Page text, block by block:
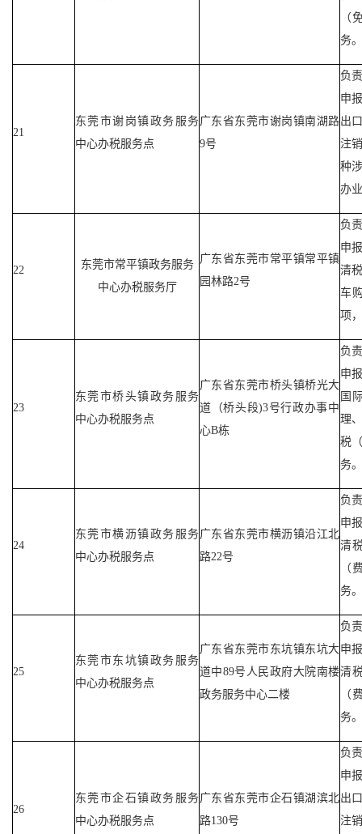
（
务。
21
东莞市谢岗镇政务服务
中心办税服务点
广东省东莞市谢岗镇南湖路
9号
负
申
出
注
种
办
22
东莞市常平镇政务服务
中心办税服务厅
广东省东莞市常平镇常平镇
园林路2号
负
申
清
车
项
23
东莞市桥头镇政务服务
中心办税服务点
广东省东莞市桥头镇桥光大
道（桥头段)3号行政办事中
心B栋
负
申
国
理
税
务。
24
东莞市横沥镇政务服务
中心办税服务点
广东省东莞市横沥镇沿江北
路22号
负
申
清
（
务。
25
东莞市东坑镇政务服务
中心办税服务点
广东省东莞市东坑镇东坑大
道中89号人民政府大院南楼
政务服务中心二楼
负
申
清
（
务。
26
东莞市企石镇政务服务
中心办税服务点
广东省东莞市企石镇湖滨北
路130号
负
申
出
注